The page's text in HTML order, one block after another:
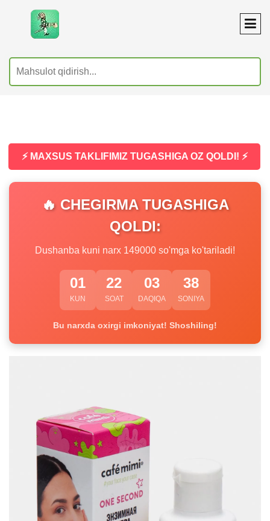
⚡ MAXSUS TAKLIFIMIZ TUGASHIGA OZ QOLDI! ⚡
🔥 CHEGIRMA TUGASHIGA
QOLDI:
Dushanba kuni narx 149000 so'mga ko'tariladi!
01
KUN
22
SOAT
03
DAQIQA
38
SONIYA
Bu narxda oxirgi imkoniyat! Shoshiling!